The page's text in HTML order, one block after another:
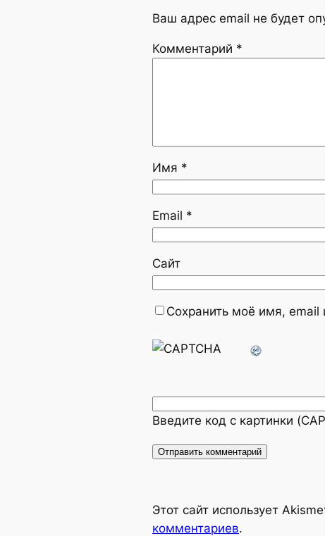
Ваш адрес email не будет
Комментарий *
Имя *
Email *
Сайт
Сохранить моё имя, email
Введите код с картинки
Этот сайт использует
комментариев.